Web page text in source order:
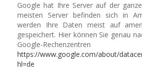
Google hat Ihre Server auf der
meisten Server befinden sich in
werden Ihre Daten meist auf
gespeichert. Hier können Sie genau
Google-
https://www.google.com/about/
hl=de